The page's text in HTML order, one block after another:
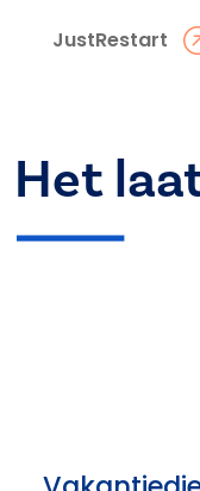
JustRestart
Het